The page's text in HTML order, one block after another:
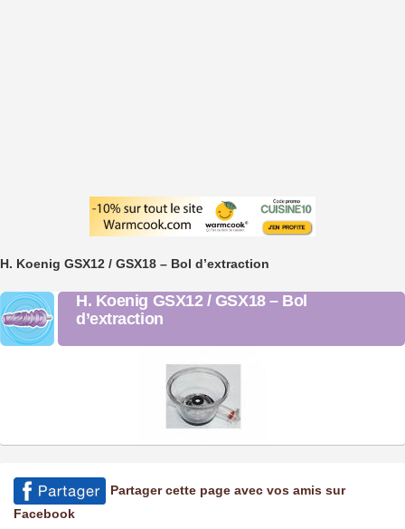
H. Koenig GSX12 / GSX18 – Bol d’extraction
H. Koenig GSX12 / GSX18 – Bol
d’extraction
Partager cette page avec vos amis sur
Facebook